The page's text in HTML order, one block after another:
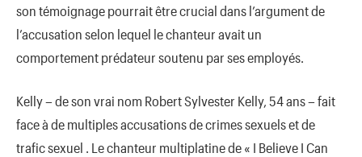
son témoignage pourrait être crucial dans l’argument de
l’accusation selon lequel le chanteur avait un
comportement prédateur soutenu par ses employés.
Kelly – de son vrai nom Robert Sylvester Kelly, 54 ans – fait
face à de multiples accusations de crimes sexuels et de
trafic sexuel . Le chanteur multiplatine de « I Believe I Can